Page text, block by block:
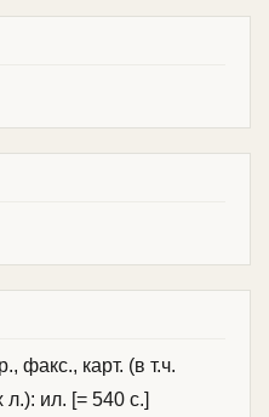
факс., карт. (в т.ч.
ил. [= 540 с.]